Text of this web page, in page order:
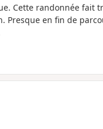
Cette randonnée fait
en fin de